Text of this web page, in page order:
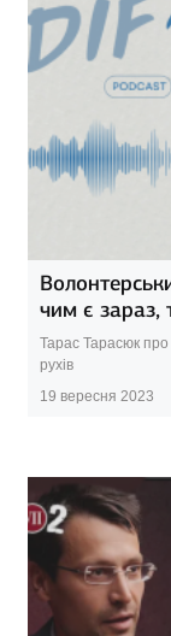
чим є зараз,
Тарас Тарасюк
рухів
19 вересня 2023